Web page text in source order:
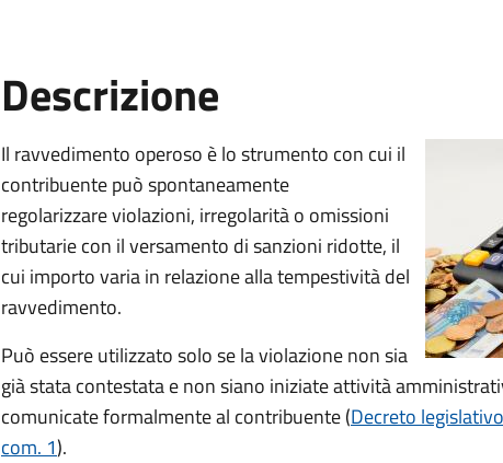
Descrizione
Il ravvedimento operoso è lo strumento con cui il
contribuente può spontaneamente
regolarizzare violazioni, irregolarità o omissioni
tributarie con il versamento di sanzioni ridotte, il
cui importo varia in relazione alla tempestività del
ravvedimento.
Può essere utilizzato solo se la violazione non sia
già stata contestata e non siano iniziate attività
comunicate formalmente al contribuente (Decreto
com. 1).